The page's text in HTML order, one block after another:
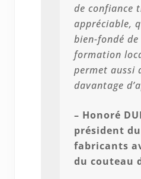
de confiance
appréciable,
bien-fondé
formation
permet aussi
davantage
– Honoré
président
fabricants
du couteau